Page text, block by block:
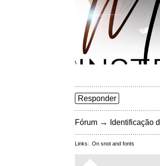
Responder
Fórum → Identificação
Links: On snot and fonts